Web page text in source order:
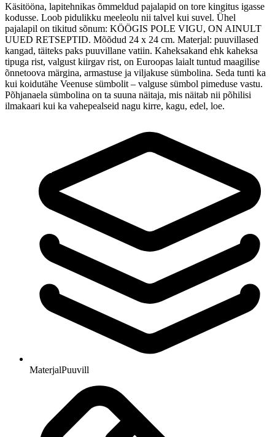
Käsitööna, lapitehnikas õmmeldud pajalapid on tore kingitus igasse
kodusse. Loob pidulikku meeleolu nii talvel kui suvel. Ühel
pajalapil on tikitud sõnum: KÖÖGIS POLE VIGU, ON AINULT
UUED RETSEPTID. Mõõdud 24 x 24 cm. Materjal: puuvillased
kangad, täiteks paks puuvillane vatiin. Kaheksakand ehk kaheksa
tipuga rist, valgust kiirgav rist, on Euroopas laialt tuntud maagilise
õnnetoova märgina, armastuse ja viljakuse sümbolina. Seda tunti ka
kui koidutähe Veenuse sümbolit – valguse sümbol pimeduse vastu.
Põhjanaela sümbolina on ta suuna näitaja, mis näitab nii põhilisi
ilmakaari kui ka vahepealseid nagu kirre, kagu, edel, loe.
MaterjalPuuvill